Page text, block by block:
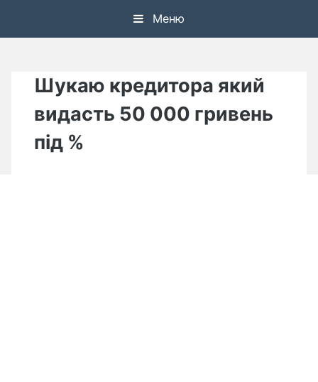
Меню
Шукаю кредитора який
видасть 50 000 гривень
під %